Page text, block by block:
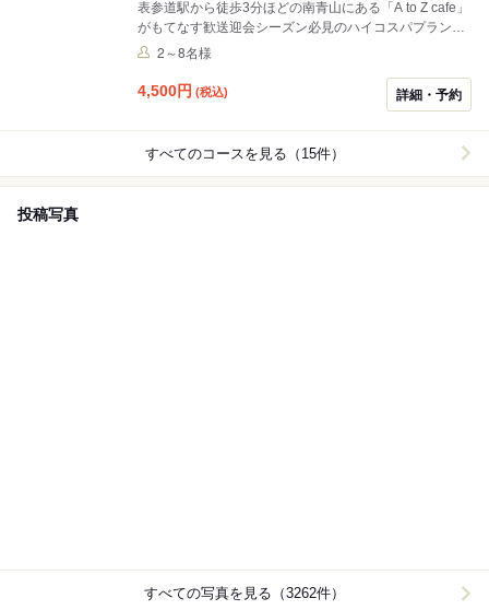
表参道駅から徒歩3分ほどの南青山にある「A to Z cafe」
がもてなす歓送迎会シーズン必見のハイコスパプラン。
デリ盛り合わせにスイートチリポテト、その時おすすめ
い一皿」「その時美味しいパスタ」などその日にしか味
わえない逸品がずらり。2時間飲み放題のドリンクはス
ンナップ。
2～8名様
4,500円 (税込) 詳細・予約
すべてのコースを見る（15件）
投稿写真
すべての写真を見る（3262件）